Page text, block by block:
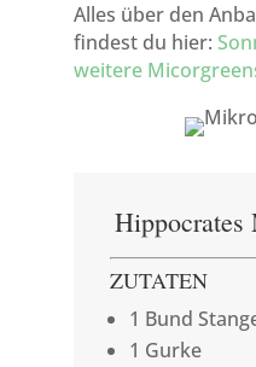
Alles über den
findest du hier:
weitere
Hippocrates
ZUTATEN
1 Bund
1 Gurke